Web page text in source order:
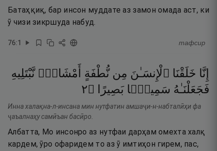
Батаҳқиқ, бар инсон муддате аз замон омада аст, ки
ӯ чизи зикршуда набуд.
76:1 тафсир
إِنَّا خَلَقْنَا ٱلْإِنسَـٰنَ مِن نُّطْفَةٍ أَمْشَاجٍۢ نَّبْتَلِيهِ
فَجَعَلْنَـٰهُ سَمِيعًۢا بَصِيرًا ۝٢
Инна халақна-л-инсана мин нутфатин амшаҷи-н-набталӣҳи фа
ҷаъалнаҳу самӣъан басӣро.
Албатта, Мо инсонро аз нутфаи дарҳам омехта халқ
кардем, ӯро офаридем то аз ӯ имтиҳон гирем, пас,